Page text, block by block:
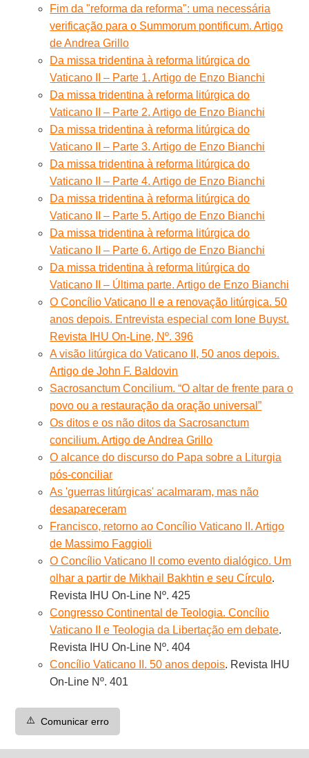
Fim da "reforma da reforma": uma necessária
verificação para o Summorum pontificum. Artigo
de Andrea Grillo
Da missa tridentina à reforma litúrgica do
Vaticano II – Parte 1. Artigo de Enzo Bianchi
Da missa tridentina à reforma litúrgica do
Vaticano II – Parte 2. Artigo de Enzo Bianchi
Da missa tridentina à reforma litúrgica do
Vaticano II – Parte 3. Artigo de Enzo Bianchi
Da missa tridentina à reforma litúrgica do
Vaticano II – Parte 4. Artigo de Enzo Bianchi
Da missa tridentina à reforma litúrgica do
Vaticano II – Parte 5. Artigo de Enzo Bianchi
Da missa tridentina à reforma litúrgica do
Vaticano II – Parte 6. Artigo de Enzo Bianchi
Da missa tridentina à reforma litúrgica do
Vaticano II – Última parte. Artigo de Enzo Bianchi
O Concílio Vaticano II e a renovação litúrgica. 50
anos depois. Entrevista especial com Ione Buyst.
Revista IHU On-Line, Nº. 396
A visão litúrgica do Vaticano II, 50 anos depois.
Artigo de John F. Baldovin
Sacrosanctum Concilium. “O altar de frente para o
povo ou a restauração da oração universal”
Os ditos e os não ditos da Sacrosanctum
concilium. Artigo de Andrea Grillo
O alcance do discurso do Papa sobre a Liturgia
pós-conciliar
As 'guerras litúrgicas' acalmaram, mas não
desapareceram
Francisco, retorno ao Concílio Vaticano II. Artigo
de Massimo Faggioli
O Concílio Vaticano II como evento dialógico. Um
olhar a partir de Mikhail Bakhtin e seu Círculo.
Revista IHU On-Line Nº. 425
Congresso Continental de Teologia. Concílio
Vaticano II e Teologia da Libertação em debate.
Revista IHU On-Line Nº. 404
Concílio Vaticano II. 50 anos depois. Revista IHU
On-Line Nº. 401
⚠️ Comunicar erro